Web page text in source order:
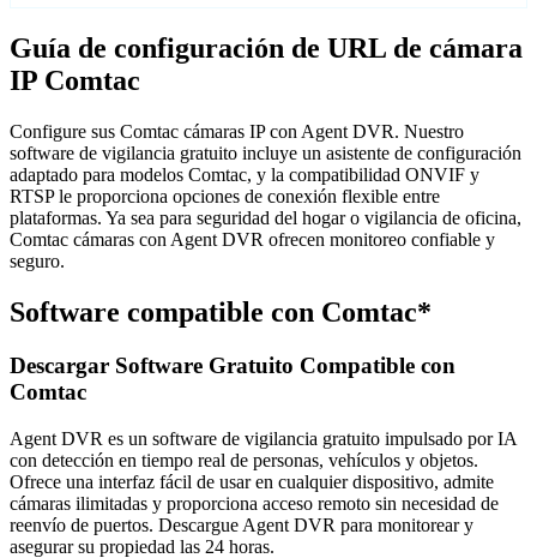
Guía de configuración de URL de cámara
IP Comtac
Configure sus Comtac cámaras IP con Agent DVR. Nuestro
software de vigilancia gratuito incluye un asistente de configuración
adaptado para modelos Comtac, y la compatibilidad ONVIF y
RTSP le proporciona opciones de conexión flexible entre
plataformas. Ya sea para seguridad del hogar o vigilancia de oficina,
Comtac cámaras con Agent DVR ofrecen monitoreo confiable y
seguro.
Software compatible con Comtac*
Descargar Software Gratuito Compatible con
Comtac
Agent DVR es un software de vigilancia gratuito impulsado por IA
con detección en tiempo real de personas, vehículos y objetos.
Ofrece una interfaz fácil de usar en cualquier dispositivo, admite
cámaras ilimitadas y proporciona acceso remoto sin necesidad de
reenvío de puertos. Descargue Agent DVR para monitorear y
asegurar su propiedad las 24 horas.